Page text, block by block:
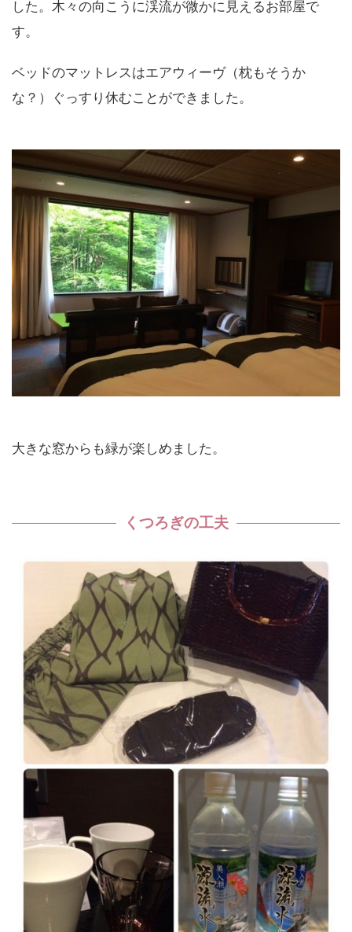
した。木々の向こうに渓流が微かに見えるお部屋で
す。
ベッドのマットレスはエアウィーヴ（枕もそうか
な？）ぐっすり休むことができました。
大きな窓からも緑が楽しめました。
くつろぎの工夫